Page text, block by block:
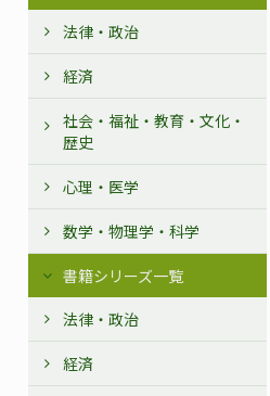
法律・政治
経済
社会・福祉・教育・文化・
歴史
心理・医学
数学・物理学・科学
書籍シリーズ一覧
法律・政治
経済